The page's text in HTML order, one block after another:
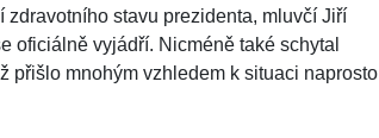
stavu prezidenta, mluvčí Jiří
oficiálně vyjádří. Nicméně také schytal
přišlo mnohým vzhledem k situaci naprosto